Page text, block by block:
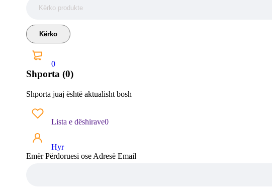
0
Shporta (0)
Shporta juaj është aktualisht bosh
Lista e dëshirave0
Hyr
Emër Përdoruesi ose Adresë Email